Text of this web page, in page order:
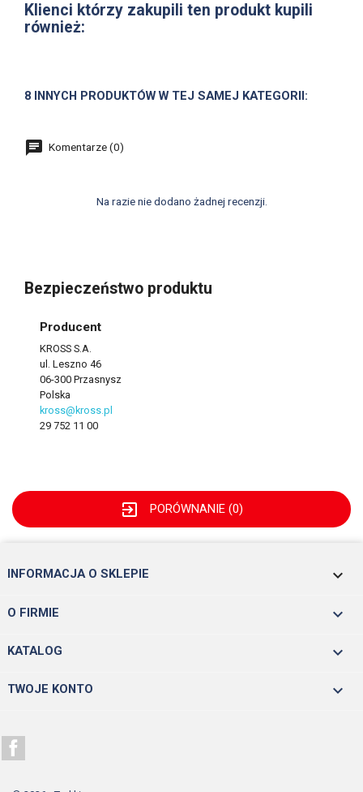
Klienci którzy zakupili ten produkt kupili
również:
8 INNYCH PRODUKTÓW W TEJ SAMEJ KATEGORII:
Komentarze (0)
Na razie nie dodano żadnej recenzji.
Bezpieczeństwo produktu
Producent
KROSS S.A.
ul. Leszno 46
06-300 Przasnysz
Polska
kross@kross.pl
29 752 11 00
exit_to_app PORÓWNANIE (0)
INFORMACJA O SKLEPIE keyboard_arrow_down
O FIRMIE 
KATALOG 
TWOJE KONTO 